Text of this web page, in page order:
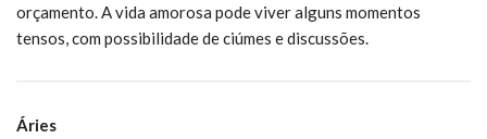
orçamento. A vida amorosa pode viver alguns momentos
tensos, com possibilidade de ciúmes e discussões.
Áries